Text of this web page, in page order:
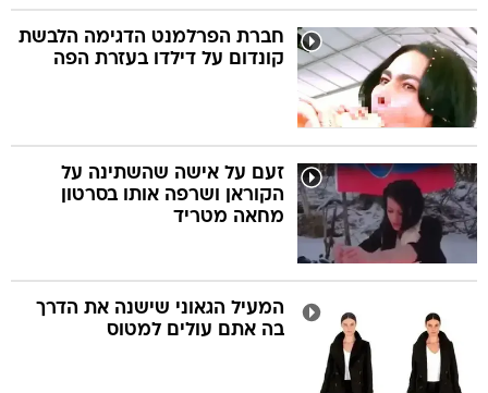
חברת הפרלמנט הדגימה הלבשת
קונדום על דילדו בעזרת הפה
זעם על אישה שהשתינה על
הקוראן ושרפה אותו בסרטון
מחאה מטריד
המעיל הגאוני שישנה את הדרך
בה אתם עולים למטוס